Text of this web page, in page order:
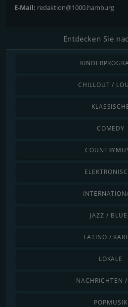
E-Mail: redaktion@1000.hamburg
Entdecken Sie
CHILLOUT /
COMEDY
JAZZ /
LATINO /
LOKALE
NACHRICHTEN
POPMUSIK